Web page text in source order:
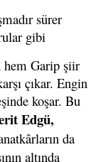
sürer
gibi
hem Garip şiir
çıkar. Engin
koşar. Bu
Edgü,
da
altında